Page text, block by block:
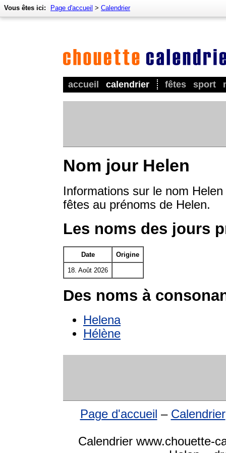
accueil calendrier fêtes sport
Vous êtes ici: Page d'accueil > Calendrier
Nom jour Helen
Informations sur le nom
fêtes au prénoms de Helen.
Les noms des jours
Date Origine
18. Août 2026
Des noms à
Helena
Hélène
Page d'accueil – Calendrier
Calendrier www.chouette-